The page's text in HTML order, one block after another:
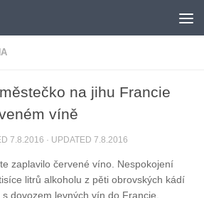
na jihu Francie
víně
7.8.2016 · UPDATED 7.8.2016
zaplavilo červené víno. Nespokojení
litrů alkoholu z pěti obrovských kádí
dovozem levných vín do Francie.